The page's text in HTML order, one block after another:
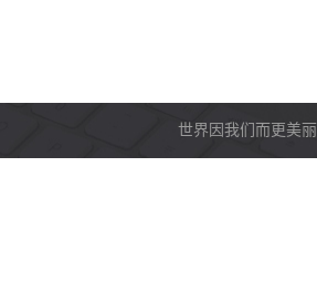
世界因我们而更美丽